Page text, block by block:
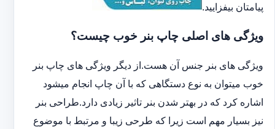
پیامتان بیفزایید.
ویژگی های اصلی چاپ بنر خوب چیست؟
ویژگی های بنر جنس آن هست.از دیگر ویژگی های چاپ بنر
خوب میتوان به نوع دستگاهی که با آن چاپ انجام میشود
اشاره کرد که در بهتر شدن بنر تاثیر زیادی دارد.طراحی بنر
نیز بسیار مهم است زیرا که طرحی زیبا و مرتبط با موضوع